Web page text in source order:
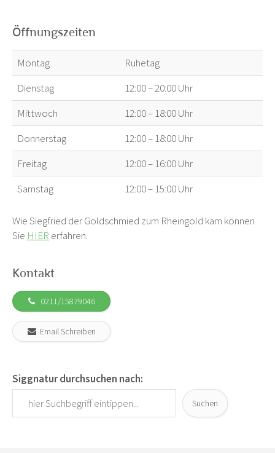
Öffnungszeiten
Montag
Ruhetag
Dienstag
12:00 – 20:00 Uhr
Mittwoch
12:00 – 18:00 Uhr
Donnerstag
12:00 – 18:00 Uhr
Freitag
12:00 – 16:00 Uhr
Samstag
12:00 – 15:00 Uhr
Wie Siegfried der Goldschmied zum Rheingold kam können
Sie HIER erfahren.
Kontakt
0211/15879046
Email Schreiben
Siggnatur durchsuchen nach:
Suchen